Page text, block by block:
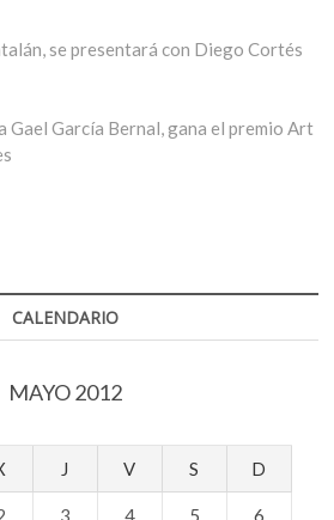
se presentará con Diego Cortés
Gael García Bernal, gana el premio Art
CALENDARIO
MAYO 2012
J V S D
3 4 5 6